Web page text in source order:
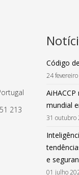
213
Código
24
mundial
31 outubro
e
01 julho